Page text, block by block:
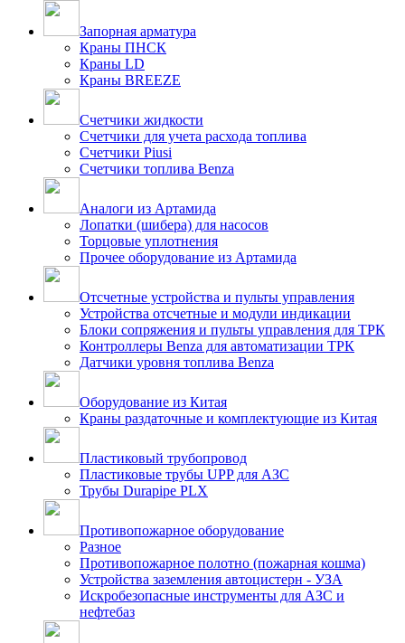
Запорная арматура
Краны ПНСК
Краны LD
Краны BREEZE
Счетчики жидкости
Счетчики для учета расхода топлива
Счетчики Piusi
Счетчики топлива Benza
Аналоги из Артамида
Лопатки (шибера) для насосов
Торцовые уплотнения
Прочее оборудование из Артамида
Отсчетные устройства и пульты управления
Устройства отсчетные и модули индикации
Блоки сопряжения и пульты управления для ТРК
Контроллеры Benza для автоматизации ТРК
Датчики уровня топлива Benza
Оборудование из Китая
Краны раздаточные и комплектующие из Китая
Пластиковый трубопровод
Пластиковые трубы UPP для АЗС
Трубы Durapipe PLX
Противопожарное оборудование
Разное
Противопожарное полотно (пожарная кошма)
Устройства заземления автоцистерн - УЗА
Искробезопасные инструменты для АЗС и
нефтебаз